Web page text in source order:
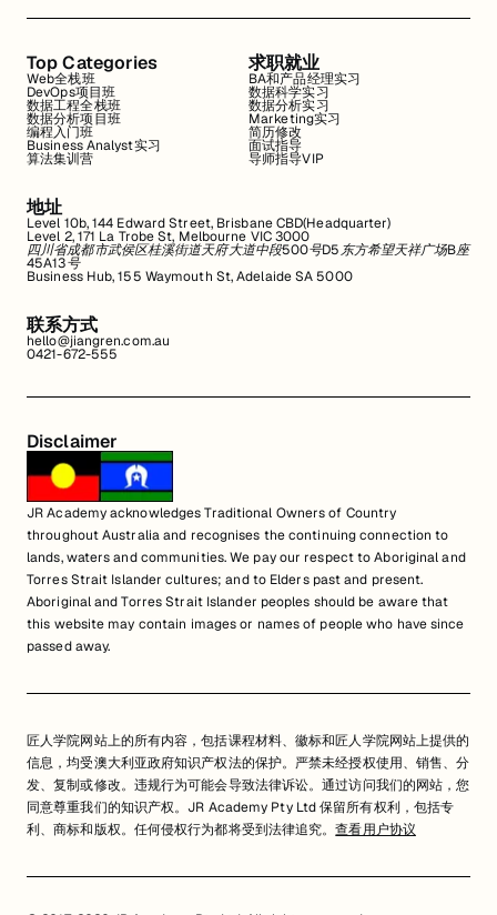
Top Categories
Web全栈班
DevOps项目班
数据工程全栈班
数据分析项目班
编程入门班
Business Analyst实习
算法集训营
求职就业
BA和产品经理实习
数据科学实习
数据分析实习
Marketing实习
简历修改
面试指导
导师指导VIP
地址
Level 10b, 144 Edward Street, Brisbane CBD(Headquarter)
Level 2, 171 La Trobe St, Melbourne VIC 3000
四川省成都市武侯区桂溪街道天府大道中段500号D5东方希望天祥广场B座
45A13号
Business Hub, 155 Waymouth St, Adelaide SA 5000
联系方式
hello@jiangren.com.au
0421-672-555
Disclaimer
JR Academy acknowledges Traditional Owners of Country
throughout Australia and recognises the continuing connection to
lands, waters and communities. We pay our respect to Aboriginal and
Torres Strait Islander cultures; and to Elders past and present.
Aboriginal and Torres Strait Islander peoples should be aware that
this website may contain images or names of people who have since
passed away.
匠人学院网站上的所有内容，包括课程材料、徽标和匠人学院网站上提供的
信息，均受澳大利亚政府知识产权法的保护。严禁未经授权使用、销售、分
发、复制或修改。违规行为可能会导致法律诉讼。通过访问我们的网站，您
同意尊重我们的知识产权。JR Academy Pty Ltd 保留所有权利，包括专
利、商标和版权。任何侵权行为都将受到法律追究。查看用户协议